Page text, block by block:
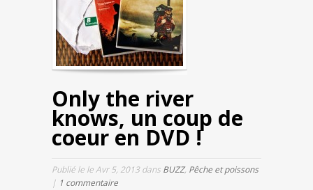
Only the river
knows, un coup de
coeur en DVD !
Publié le le Avr 5, 2013 dans BUZZ, Pêche et poissons
| 1 commentaire